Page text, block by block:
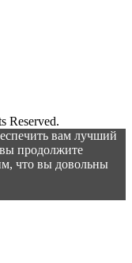
Reserved.
вам лучший
продолжите
что вы довольны